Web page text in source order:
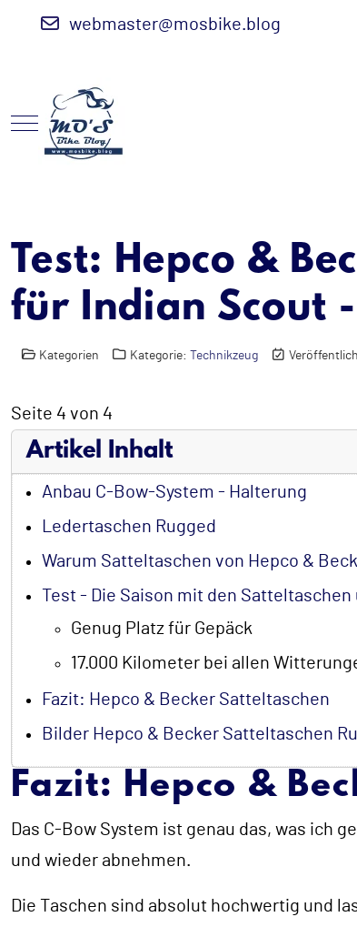
webmaster@mosbike.blog
Mobile Menu Toggle
Test: Hepco &
für Indian Scout
Kategorien Kategorie: Technikzeug
Seite 4 von 4
Artikel Inhalt
Anbau C-Bow-System - Halterung
Ledertaschen Rugged
Warum Satteltaschen von Hepco &
Test - Die Saison mit den
Genug Platz für Gepäck
17.000 Kilometer bei allen
Fazit: Hepco & Becker Satteltaschen
Bilder Hepco & Becker Satteltaschen
Fazit: Hepco &
Das C-Bow System ist genau das, was ich
und wieder abnehmen.
Die Taschen sind absolut hochwertig und